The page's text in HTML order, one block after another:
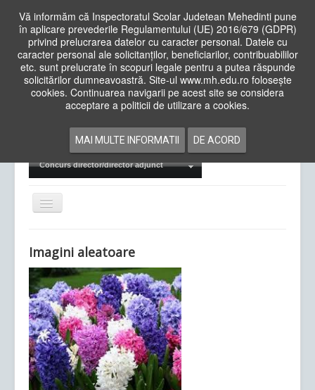
Vă informăm că Inspectoratul Scolar Judetean Mehedinti pune
în aplicare prevederile Regulamentului (UE) 2016/679 (GDPR)
privind prelucrarea datelor cu caracter personal. Datele cu
caracter personal ale solicitanților, beneficiarilor, contribuabililor
etc. sunt prelucrate în scopuri legale pentru a putea răspunde
solicitărilor dumneavoastră. Site-ul www.mh.edu.ro folosește
cookies. Continuarea navigarii pe acest site se considera
acceptare a politicii de utilizare a cookies.
MAI MULTE INFORMATII DE ACORD
Cauta
in
siteAcasa Cadre Didactice
Examene Naționale
Concurs director/director adjunct
Comută
navigarea
Ultimele articole: Vi, 04.11.2022 -
Județean Mehedinți
Imagini aleatoare